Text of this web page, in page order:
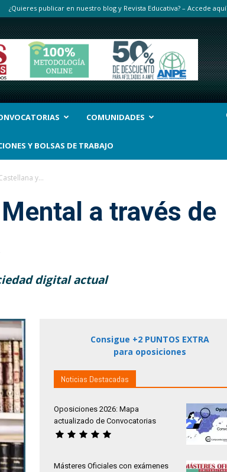
¿Quieres publicar en nuestro blog y Revista Educativa? – Accede aquí
COMUNIDADES
Y BOLSAS DE TRABAJO
y...
a través de
digital actual
Consigue +2 PUNTOS EXTRA
para oposiciones
Noticias Destacadas
Oposiciones 2026: Mapa
actualizado de Convocatorias
Másteres Oficiales con exámenes